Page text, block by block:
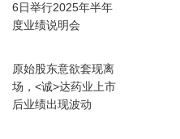
6日举行2025年半年
度业绩说明会
原始股东意欲套现离
场，<诚>达药业上市
后业绩出现波动